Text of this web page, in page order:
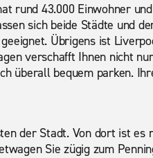
rund 43.000 Einwohner
sich beide Städte und
Übrigens ist
verschafft Ihnen nicht
überall bequem parken.
der Stadt. Von dort ist es
Sie zügig zum